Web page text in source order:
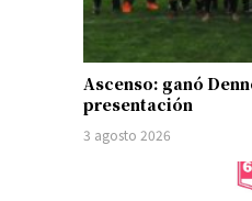
Ascenso: ganó
presentación
3 agosto 2026